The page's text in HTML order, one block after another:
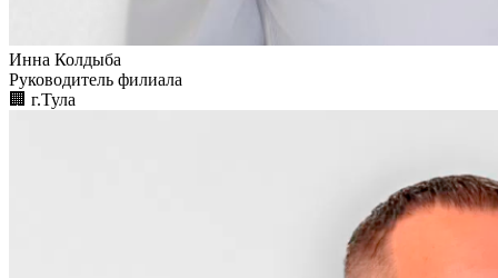
Инна Колдыба
Руководитель филиала
🏢︎ г.Тула